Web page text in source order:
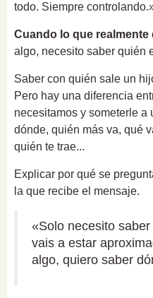
todo. Siempre
Cuando lo que realmente
algo, necesito saber quién
Saber con quién sale un
Pero hay una diferencia
necesitamos y someterle a
dónde, quién más va, qué
quién te trae...
Explicar por qué se
la que recibe el mensaje.
«Solo necesito
vais a estar
algo, quiero saber